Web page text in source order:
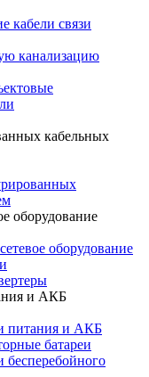
кабели связи
канализацию
кабельных
оборудование
оборудование
и АКБ
питания и АКБ
батареи
бесперебойного